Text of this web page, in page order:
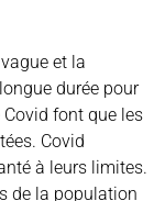
et la
durée pour
font que les
Covid
à leurs limites.
de la population